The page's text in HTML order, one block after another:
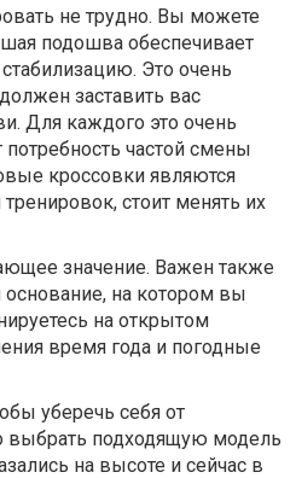
не трудно. Вы можете
подошва обеспечивает
Это очень
заставить вас
Для каждого это очень
частой смены
кроссовки являются
стоит менять их
значение. Важен также
основание, на котором вы
на открытом
время года и погодные
уберечь себя от
подходящую модель
на высоте и сейчас в